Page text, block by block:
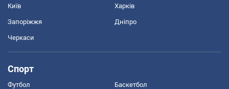
Київ Харків
Запоріжжя Дніпро
Черкаси
Спорт
Футбол Баскетбол